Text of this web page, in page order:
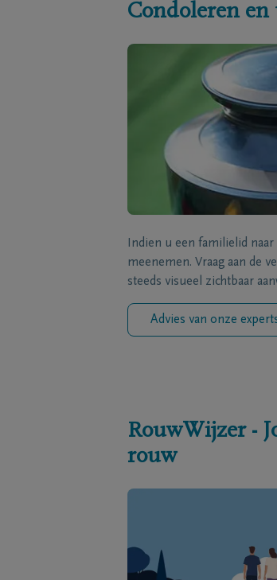
Condoleren
Indien u een familielid
meenemen. Vraag aan de
steeds visueel zichtbaar
Advies van onze
RouwWijzer -
rouw